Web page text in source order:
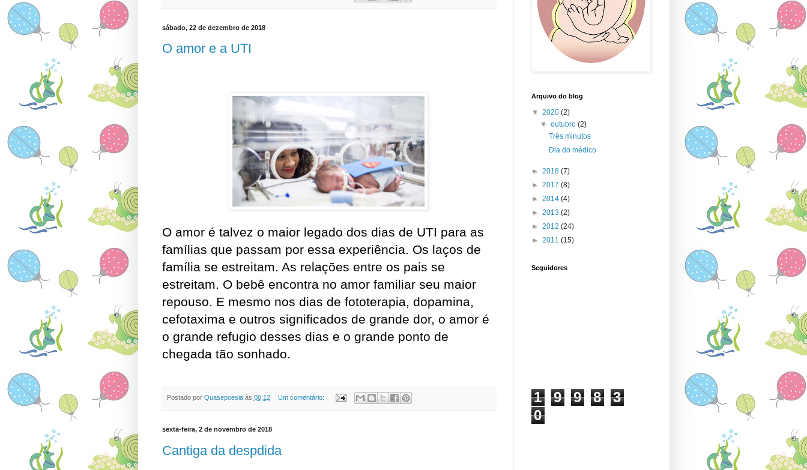
sábado, 22 de dezembro de 2018
O amor e a UTI
O amor é talvez o maior legado dos dias de UTI para as
famílias que passam por essa experiência. Os laços de
família se estreitam. As relações entre os pais se
estreitam. O bebê encontra no amor familiar seu maior
repouso. E mesmo nos dias de fototerapia, dopamina,
cefotaxima e outros significados de grande dor, o amor é
o grande refugio desses dias e o grande ponto de
chegada tão sonhado.
Postado por Quasepoesia às 00:12 Um comentário:
sexta-feira, 2 de novembro de 2018
Cantiga da despdida
Arquivo do blog
▼ 2020 (2)
▼ outubro (2)
Três minutos
Dia do médico
► 2018 (7)
► 2017 (8)
► 2014 (4)
► 2013 (2)
► 2012 (24)
► 2011 (15)
Seguidores
1 9 9 8
3
0